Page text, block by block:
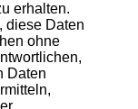
erhalten.
diese Daten
ohne
Daten